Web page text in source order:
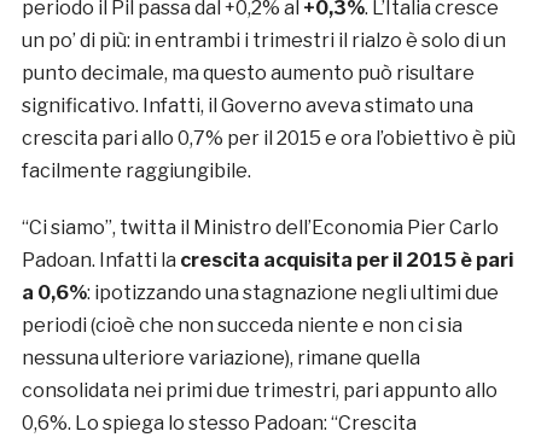
periodo il Pil passa dal +0,2% al +0,3%. L’Italia cresce
un po’ di più: in entrambi i trimestri il rialzo è solo di un
punto decimale, ma questo aumento può risultare
significativo. Infatti, il Governo aveva stimato una
crescita pari allo 0,7% per il 2015 e ora l’obiettivo è più
facilmente raggiungibile.
“Ci siamo”, twitta il Ministro dell’Economia Pier Carlo
Padoan. Infatti la crescita acquisita per il 2015 è pari
a 0,6%: ipotizzando una stagnazione negli ultimi due
periodi (cioè che non succeda niente e non ci sia
nessuna ulteriore variazione), rimane quella
consolidata nei primi due trimestri, pari appunto allo
0,6%. Lo spiega lo stesso Padoan: “Crescita